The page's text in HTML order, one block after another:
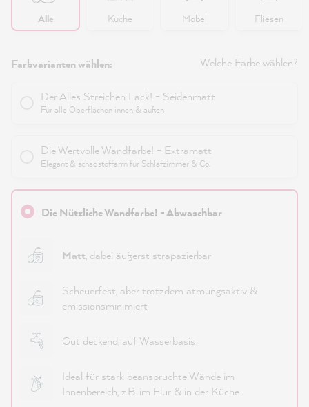
Alle Küche Möbel Fliesen
Farbvarianten wählen: Welche Farbe wählen?
Der Alles Streichen Lack! - Seidenmatt
Für alle Oberflächen innen & außen
Die Wertvolle Wandfarbe! - Extramatt
Elegant & schadstoffarm für Schlafzimmer & Co.
Die Nützliche Wandfarbe! - Abwaschbar
Matt, dabei äußerst strapazierbar
Scheuerfest, aber trotzdem atmungsaktiv &
emissionsminimiert
Gut deckend, auf Wasserbasis
Ideal für stark beanspruchte Wände im
Innenbereich, z.B. im Flur & in der Küche